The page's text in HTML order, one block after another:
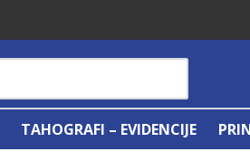
TAHOGRAFI – EVIDENCIJE